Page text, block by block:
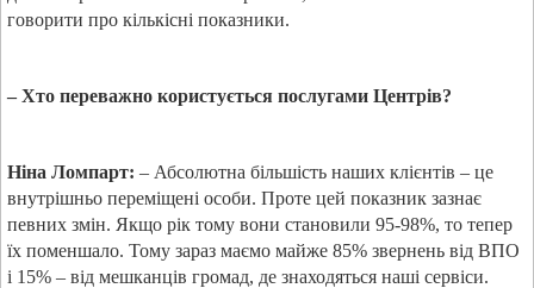
говорити про кількісні показники.
– Хто переважно користується послугами Центрів?
Ніна Ломпарт: – Абсолютна більшість наших клієнтів – це
внутрішньо переміщені особи. Проте цей показник зазнає
певних змін. Якщо рік тому вони становили 95-98%, то тепер
їх поменшало. Тому зараз маємо майже 85% звернень від ВПО
і 15% – від мешканців громад, де знаходяться наші сервіси.